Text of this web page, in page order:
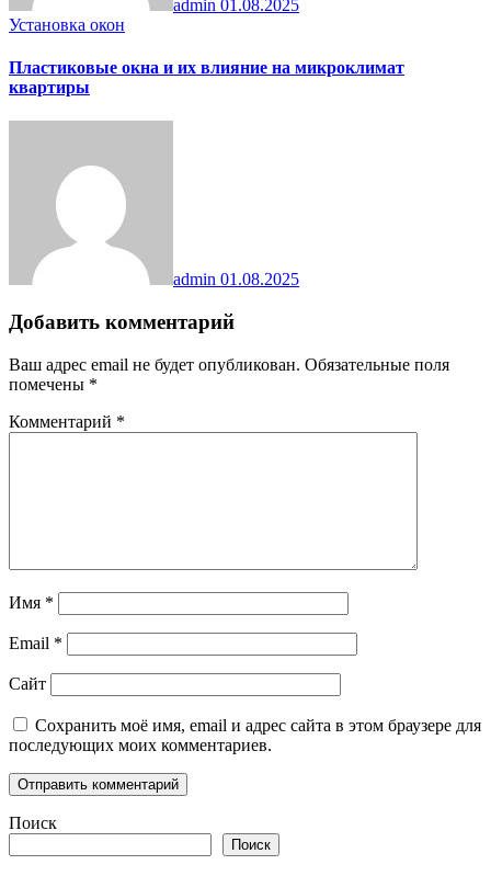
admin 01.08.2025
Установка окон
Пластиковые окна и их влияние на микроклимат
квартиры
admin 01.08.2025
Добавить комментарий
Ваш адрес email не будет опубликован. Обязательные поля
помечены *
Комментарий *
Имя *
Email *
Сайт
Сохранить моё имя, email и адрес сайта в этом браузере для
последующих моих комментариев.
Поиск
Поиск